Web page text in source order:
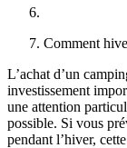
Comment
L’achat d’un
investissement
une attention
possible. Si vous
pendant l’hiver,